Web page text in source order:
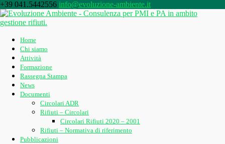
+39 041.5442556 info@evoluzione-ambiente.it
Home
Chi siamo
Attività
Formazione
Rassegna Stampa
News
Documenti
Circolari ADR
Rifiuti – Circolari
Circolari Rifiuti 2020 – 2001
Rifiuti – Normativa di riferimento
Pubblicazioni